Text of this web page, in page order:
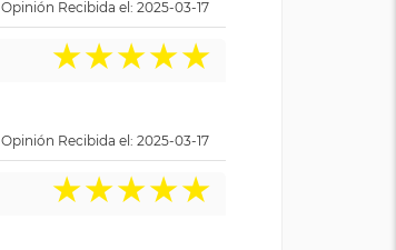
Opinión Recibida el: 2025-03-17
★★★★★
Opinión Recibida el: 2025-03-17
★★★★★